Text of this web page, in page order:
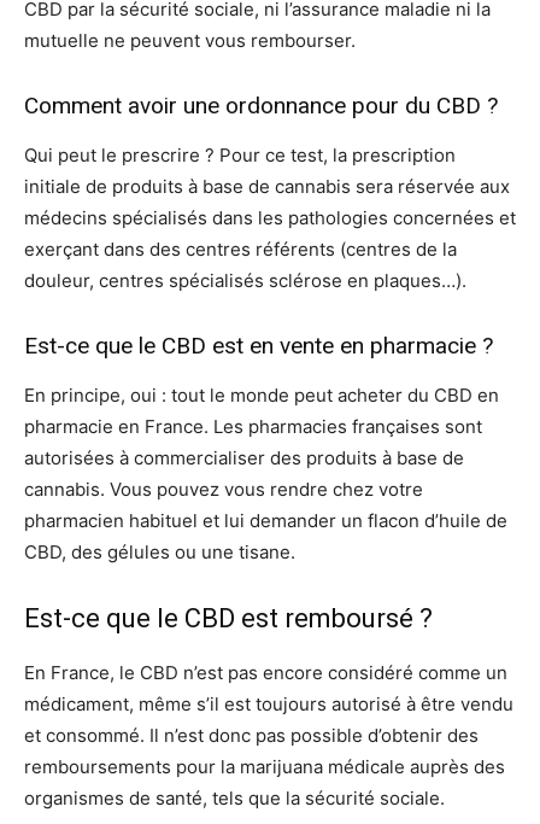
CBD par la sécurité sociale, ni l’assurance maladie ni la
mutuelle ne peuvent vous rembourser.
Comment avoir une ordonnance pour du CBD ?
Qui peut le prescrire ? Pour ce test, la prescription
initiale de produits à base de cannabis sera réservée aux
médecins spécialisés dans les pathologies concernées et
exerçant dans des centres référents (centres de la
douleur, centres spécialisés sclérose en plaques…).
Est-ce que le CBD est en vente en pharmacie ?
En principe, oui : tout le monde peut acheter du CBD en
pharmacie en France. Les pharmacies françaises sont
autorisées à commercialiser des produits à base de
cannabis. Vous pouvez vous rendre chez votre
pharmacien habituel et lui demander un flacon d’huile de
CBD, des gélules ou une tisane.
Est-ce que le CBD est remboursé ?
En France, le CBD n’est pas encore considéré comme un
médicament, même s’il est toujours autorisé à être vendu
et consommé. Il n’est donc pas possible d’obtenir des
remboursements pour la marijuana médicale auprès des
organismes de santé, tels que la sécurité sociale.